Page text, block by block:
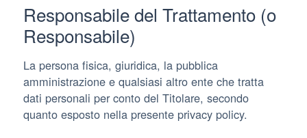
Responsabile del Trattamento (o
Responsabile)
La persona fisica, giuridica, la pubblica
amministrazione e qualsiasi altro ente che tratta
dati personali per conto del Titolare, secondo
quanto esposto nella presente privacy policy.